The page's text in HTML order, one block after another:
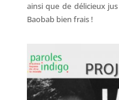
ainsi que de délicieux
Baobab bien frais !